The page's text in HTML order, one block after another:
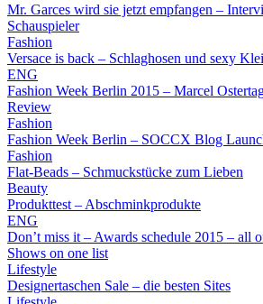
Mr. Garces wird sie jetzt empfangen –
Schauspieler
Fashion
Versace is back – Schlaghosen und sexy
ENG
Fashion Week Berlin 2015 – Marcel
Review
Fashion
Fashion Week Berlin – SOCCX Blog
Fashion
Flat-Beads – Schmuckstücke zum Lieben
Beauty
Produkttest – Abschminkprodukte
ENG
Don’t miss it – Awards schedule 2015 – all
Shows on one list
Lifestyle
Designertaschen Sale – die besten Sites